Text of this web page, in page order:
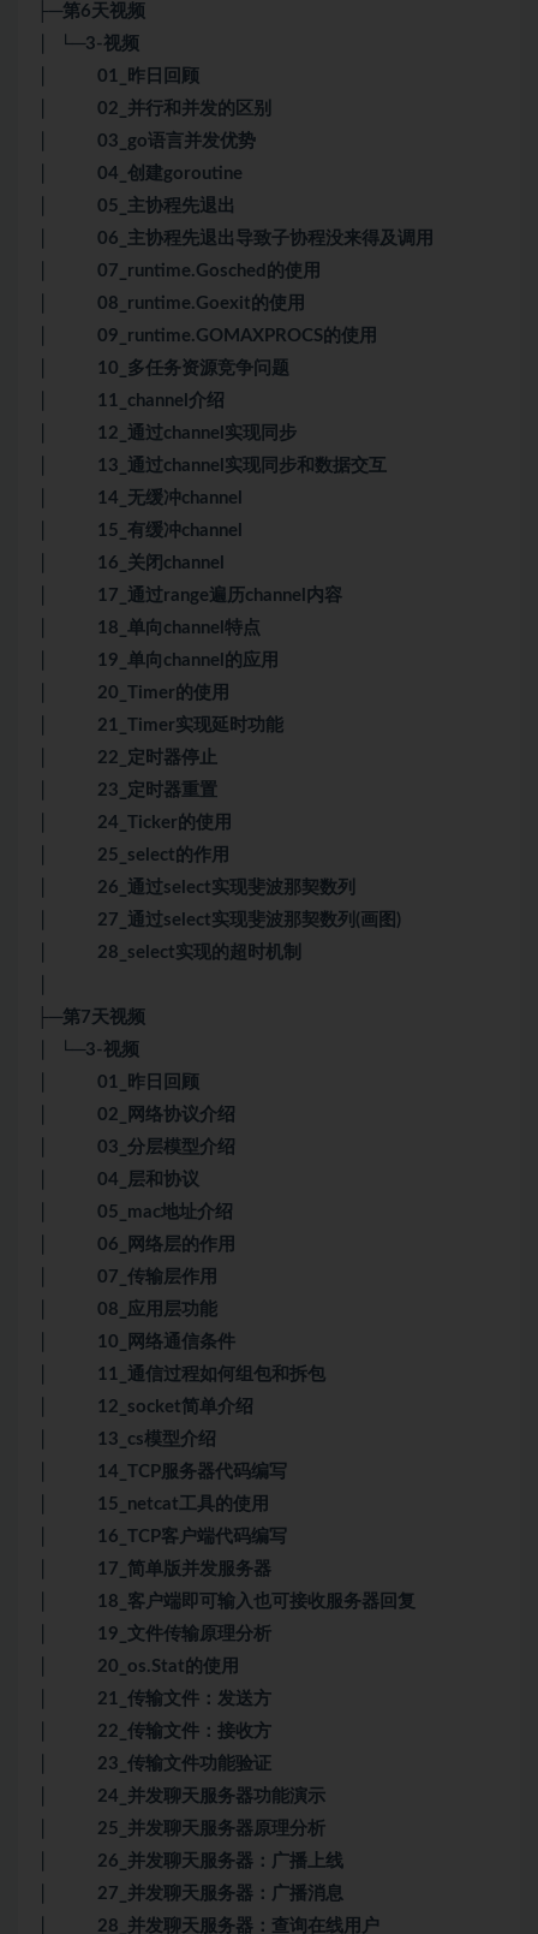
├─第6天视频
│ └─3-视频
│ 01_昨日回顾
│ 02_并行和并发的区别
│ 03_go语言并发优势
│ 04_创建goroutine
│ 05_主协程先退出
│ 06_主协程先退出导致子协程没来得及调用
│ 07_runtime.Gosched的使用
│ 08_runtime.Goexit的使用
│ 09_runtime.GOMAXPROCS的使用
│ 10_多任务资源竞争问题
│ 11_channel介绍
│ 12_通过channel实现同步
│ 13_通过channel实现同步和数据交互
│ 14_无缓冲channel
│ 15_有缓冲channel
│ 16_关闭channel
│ 17_通过range遍历channel内容
│ 18_单向channel特点
│ 19_单向channel的应用
│ 20_Timer的使用
│ 21_Timer实现延时功能
│ 22_定时器停止
│ 23_定时器重置
│ 24_Ticker的使用
│ 25_select的作用
│ 26_通过select实现斐波那契数列
│ 27_通过select实现斐波那契数列(画图)
│ 28_select实现的超时机制
├─第7天视频
│ └─3-视频
│ 01_昨日回顾
│ 02_网络协议介绍
│ 03_分层模型介绍
│ 04_层和协议
│ 05_mac地址介绍
│ 06_网络层的作用
│ 07_传输层作用
│ 08_应用层功能
│ 10_网络通信条件
│ 11_通信过程如何组包和拆包
│ 12_socket简单介绍
│ 13_cs模型介绍
│ 14_TCP服务器代码编写
│ 15_netcat工具的使用
│ 16_TCP客户端代码编写
│ 17_简单版并发服务器
│ 18_客户端即可输入也可接收服务器回复
│ 19_文件传输原理分析
│ 20_os.Stat的使用
│ 21_传输文件：发送方
│ 22_传输文件：接收方
│ 23_传输文件功能验证
│ 24_并发聊天服务器功能演示
│ 25_并发聊天服务器原理分析
│ 26_并发聊天服务器：广播上线
│ 27_并发聊天服务器：广播消息
│ 28_并发聊天服务器：查询在线用户